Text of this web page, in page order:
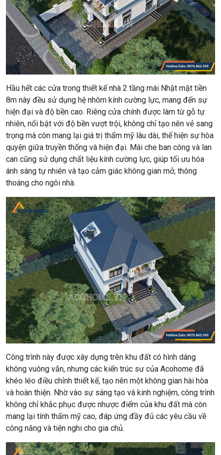
Hầu hết các cửa trong thiết kế nhà 2 tầng mái Nhật mặt tiền
8m này đều sử dụng hệ nhôm kính cường lực, mang đến sự
hiện đại và độ bền cao. Riêng cửa chính được làm từ gỗ tự
nhiên, nổi bật với độ bền vượt trội, không chỉ tạo nên vẻ sang
trọng mà còn mang lại giá trị thẩm mỹ lâu dài, thể hiện sự hòa
quyện giữa truyền thống và hiện đại. Mái che ban công và lan
can cũng sử dụng chất liệu kính cường lực, giúp tối ưu hóa
ánh sáng tự nhiên và tạo cảm giác không gian mở, thông
thoáng cho ngôi nhà.
Công trình này được xây dựng trên khu đất có hình dáng
không vuông vắn, nhưng các kiến trúc sư của Acohome đã
khéo léo điều chỉnh thiết kế, tạo nên một không gian hài hòa
và hoàn thiện. Nhờ vào sự sáng tạo và kinh nghiệm, công trình
không chỉ khắc phục được nhược điểm của khu đất mà còn
mang lại tính thẩm mỹ cao, đáp ứng đầy đủ các yêu cầu về
công năng và tiện nghi cho gia chủ.